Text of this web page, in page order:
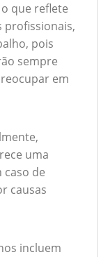
que reflete
profissionais,
pois
sempre
em
uma
caso de
causas
incluem